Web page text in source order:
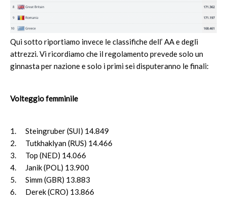
Qui sotto riportiamo invece le classifiche dell’ AA e degli
attrezzi. Vi ricordiamo che il regolamento prevede solo un
ginnasta per nazione e solo i primi sei disputeranno le finali:
Volteggio femminile
1. Steingruber (SUI) 14.849
2. Tutkhaklyan (RUS) 14.466
3. Top (NED) 14.066
4. Janik (POL) 13.900
5. Simm (GBR) 13.883
6. Derek (CRO) 13.866